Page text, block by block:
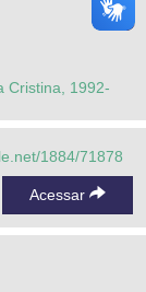
Cristina, 1992-
1884/71878
Acessar